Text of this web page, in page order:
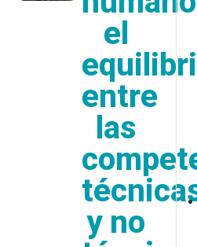
el
entre
las
y no